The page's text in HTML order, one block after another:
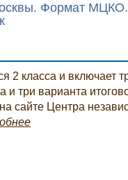
Формат МЦКО.
2 класса и включает
и три варианта
сайте Центра